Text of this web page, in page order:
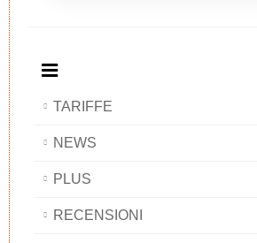
TARIFFE
NEWS
PLUS
RECENSIONI